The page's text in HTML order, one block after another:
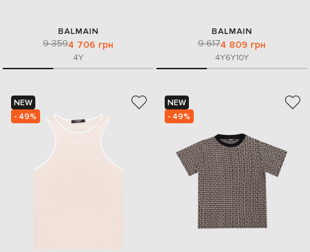
BALMAIN
9 3594 706 грн
4Y
BALMAIN
9 6174 809 грн
4Y6Y10Y
NEW
- 49%
NEW
- 49%